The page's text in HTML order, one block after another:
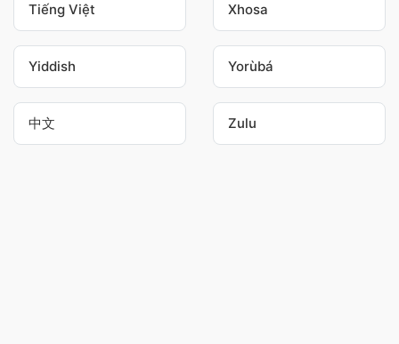
Tiếng Việt Xhosa
Yiddish Yorùbá
中文 Zulu